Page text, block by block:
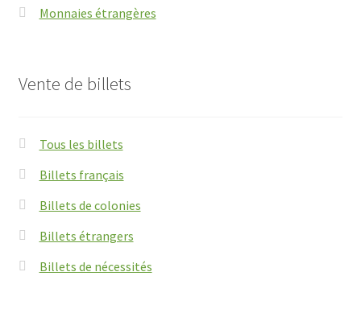
Monnaies étrangères
Vente de billets
Tous les billets
Billets français
Billets de colonies
Billets étrangers
Billets de nécessités